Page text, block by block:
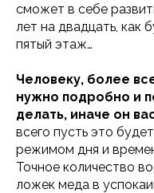
сможет в себе
лет на двадцать, как
пятый этаж…
Человеку, более
нужно подробно и
делать, иначе он
всего пусть это
режимом дня и
Точное количество
ложек меда в